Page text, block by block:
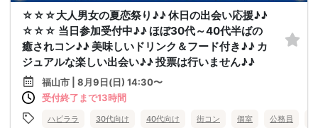
☆☆☆大人男女の夏恋祭り♪♪ 休日の出会い応援♪♪
☆☆☆ 当日参加受付中♪♪ ほぼ30代～40代半ばの
癒されコン♪♪ 美味しいドリンク＆フード付き♪♪ カ
ジュアルな楽しい出会い♪♪ 投票は行いません♪♪
福山市 | 8月9日(日) 14:30〜
受付終了まで13時間
ハピララ 30代向け 40代向け 街コン 個室 公務員